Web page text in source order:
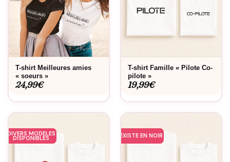
T-shirt Meilleures amies
« soeurs »
24,99€
T-shirt Famille « Pilote Co-
pilote »
19,99€
DIVERS MODELES
DISPONIBLES EXISTE EN NOIR